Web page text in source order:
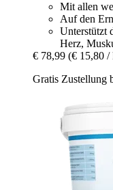
Mit allen
Auf den
Unterstützt
Herz,
€ 78,99 (€ 15,80 /
Gratis Zustellung